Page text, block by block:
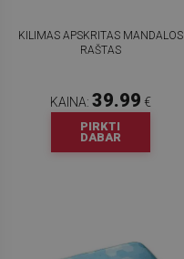
KILIMAS APSKRITAS MANDALOS
RAŠTAS
KAINA: 39.99 €
PIRKTI
DABAR